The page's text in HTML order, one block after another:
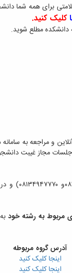
برای همه شما
کلیک کنید.
دانشکده مطلع شوید.
و مراجعه به سامانه
غیبت دانشجویان ۱۶/
نخست با
مربوط به رشته خود
آدرس گروه مربوطه
اینجا کلیک کنید
اینجا کلیک کنید